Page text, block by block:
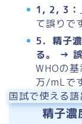
1, 2, 3：
て誤りで
5．精子
る。 → 誤
WHOの
万/mLで
国試で使える
精子濃